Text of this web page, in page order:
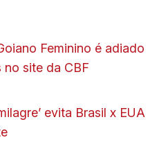
Feminino é adiado
no site da CBF
evita Brasil x EUA